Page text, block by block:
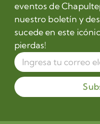
eventos de
nuestro boletín y
sucede en este
pierdas!